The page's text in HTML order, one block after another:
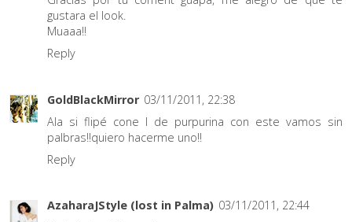
gustara el look.
Muaaa!!
Reply
GoldBlackMirror 03/11/2011, 22:38
Ala si flipé cone l de purpurina con este vamos sin
palbras!!quiero hacerme uno!!
Reply
AzaharaJStyle (lost in Palma) 03/11/2011, 22:44